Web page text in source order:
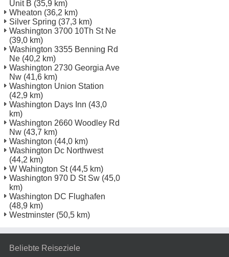
Unit B (35,9 km)
Wheaton (36,2 km)
Silver Spring (37,3 km)
Washington 3700 10Th St Ne
(39,0 km)
Washington 3355 Benning Rd
Ne (40,2 km)
Washington 2730 Georgia Ave
Nw (41,6 km)
Washington Union Station
(42,9 km)
Washington Days Inn (43,0
km)
Washington 2660 Woodley Rd
Nw (43,7 km)
Washington (44,0 km)
Washington Dc Northwest
(44,2 km)
W Wahington St(44,5 km)
Washington 970 D St Sw (45,0
km)
Washington DC Flughafen
(48,9 km)
Westminster (50,5 km)
Beliebte Reiseziele